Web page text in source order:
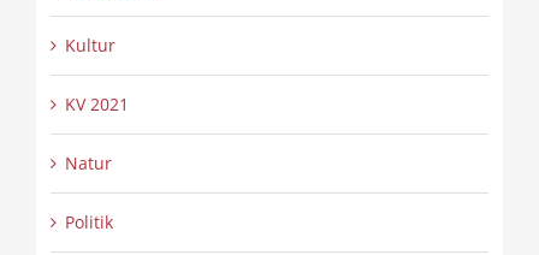
Kultur
KV 2021
Natur
Politik